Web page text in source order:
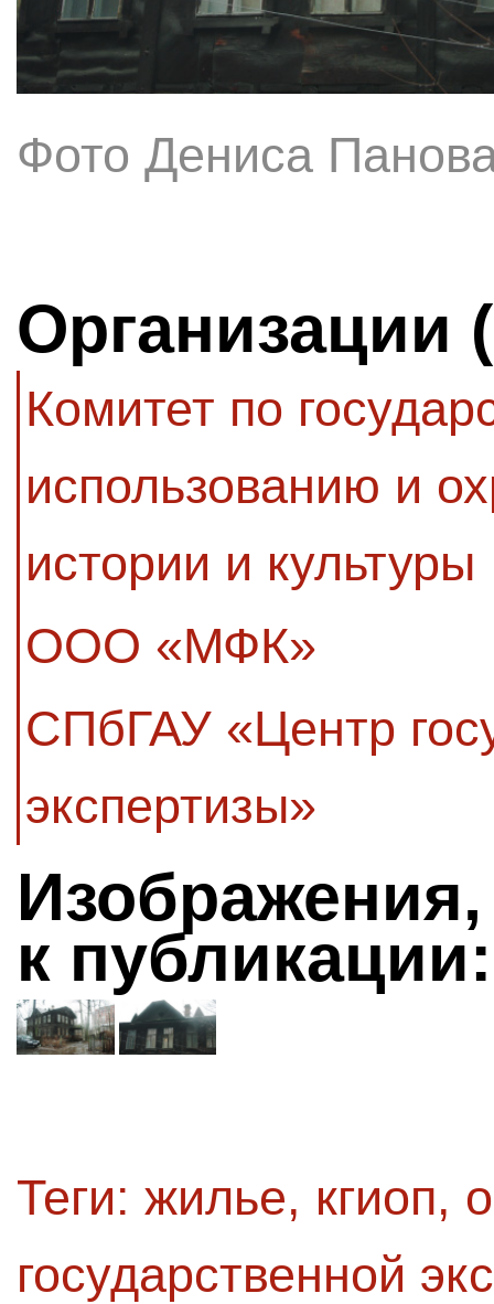
Фото Дениса
Организации
Комитет по
использованию и
истории и культуры
ООО «МФК»
СПбГАУ «Центр
экспертизы»
к публикации:
Теги: жилье, кгиоп,
государственной